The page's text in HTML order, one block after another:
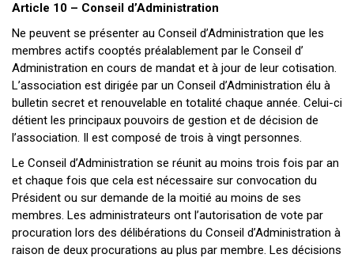
Article 10 – Conseil d’Administration
Ne peuvent se présenter au Conseil d’Administration que les
membres actifs cooptés préalablement par le Conseil d’
Administration en cours de mandat et à jour de leur cotisation.
L’association est dirigée par un Conseil d’Administration élu à
bulletin secret et renouvelable en totalité chaque année. Celui-ci
détient les principaux pouvoirs de gestion et de décision de
l’association. Il est composé de trois à vingt personnes.
Le Conseil d’Administration se réunit au moins trois fois par an
et chaque fois que cela est nécessaire sur convocation du
Président ou sur demande de la moitié au moins de ses
membres. Les administrateurs ont l’autorisation de vote par
procuration lors des délibérations du Conseil d’Administration à
raison de deux procurations au plus par membre. Les décisions